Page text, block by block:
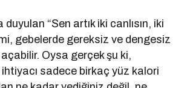
“Sen artık iki canlısın, iki
gebelerde gereksiz ve dengesiz
açabilir. Oysa gerçek şu ki,
sadece birkaç yüz kalori